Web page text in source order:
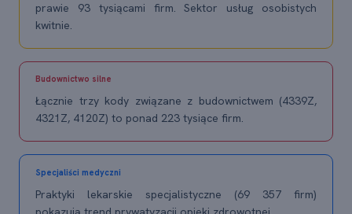
prawie 93 tysiącami firm. Sektor usług osobistych
kwitnie.
Budownictwo silne
Łącznie trzy kody związane z budownictwem (4339Z,
4321Z, 4120Z) to ponad 223 tysiące firm.
Specjaliści medyczni
Praktyki lekarskie specjalistyczne (69 357 firm)